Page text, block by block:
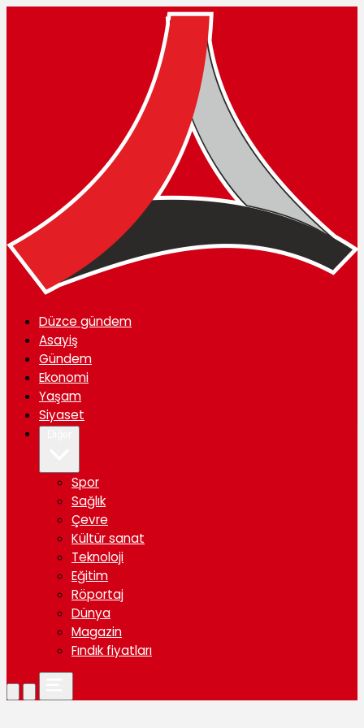
Düzce gündem
Asayiş
Gündem
Ekonomi
Yaşam
Siyaset
Spor
Sağlık
Çevre
Kültür sanat
Teknoloji
Eğitim
Röportaj
Dünya
Magazin
Fındık fiyatları